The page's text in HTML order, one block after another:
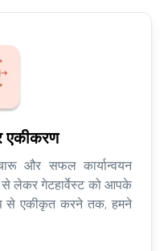
एकीकरण
और सफल कार्यान्वयन
लेकर गेटहार्वेस्ट को आपके
से एकीकृत करने तक, हमने